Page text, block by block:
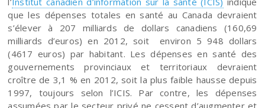
que les dépenses totales en santé au Canada devraient
s’élever à 207 milliards de dollars canadiens (160,69
milliards d’euros) en 2012, soit environ 5 948 dollars
(4617 euros) par habitant. Les dépenses en santé des
gouvernements provinciaux et territoriaux devraient
croître de 3,1 % en 2012, soit la plus faible hausse depuis
1997, toujours selon l’ICIS. Par contre, les dépenses
assumées par le secteur privé ne cessent d’augmenter et